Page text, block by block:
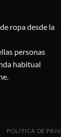
ropa desde la
personas
habitual
POLÍTICA DE